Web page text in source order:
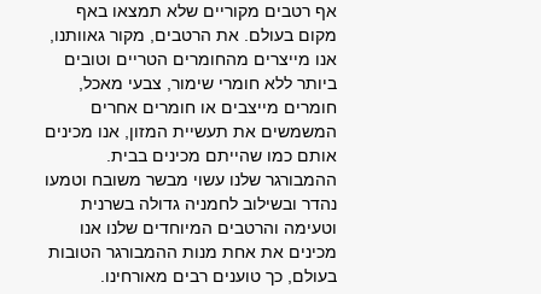
אף רטבים מקוריים שלא תמצאו באף
מקום בעולם. את הרטבים, מקור גאוותנו,
אנו מייצרים מהחומרים הטריים וטובים
ביותר ללא חומרי שימור, צבעי מאכל,
חומרים מייצבים או חומרים אחרים
המשמשים את תעשיית המזון, אנו מכינים
אותם כמו שהייתם מכינים בבית.
ההמבורגר שלנו עשוי מבשר משובח וטמעו
נהדר ובשילוב לחמניה גדולה בשרנית
וטעימה והרטבים המיוחדים שלנו אנו
מכינים את אחת מנות ההמבורגר הטובות
בעולם, כך טוענים רבים מאורחינו.